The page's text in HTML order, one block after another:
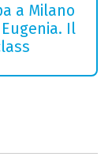
a Milano
Il